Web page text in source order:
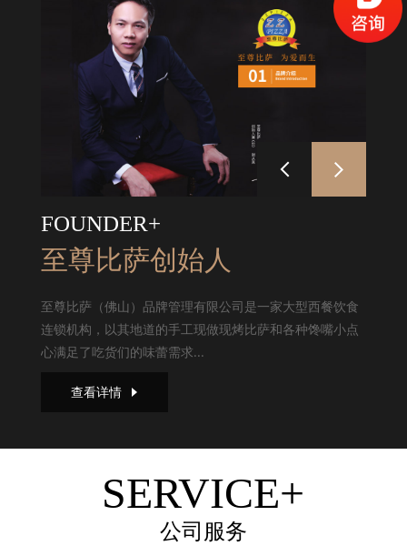
FOUNDER+
至尊比萨创始人
至尊比萨（佛山）品牌管理有限公司是一家大型西餐饮食
连锁机构，以其地道的手工现做现烤比萨和各种馋嘴小点
心满足了吃货们的味蕾需求...
查看详情
SERVICE+
公司服务